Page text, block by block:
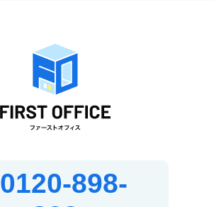
0120-898-